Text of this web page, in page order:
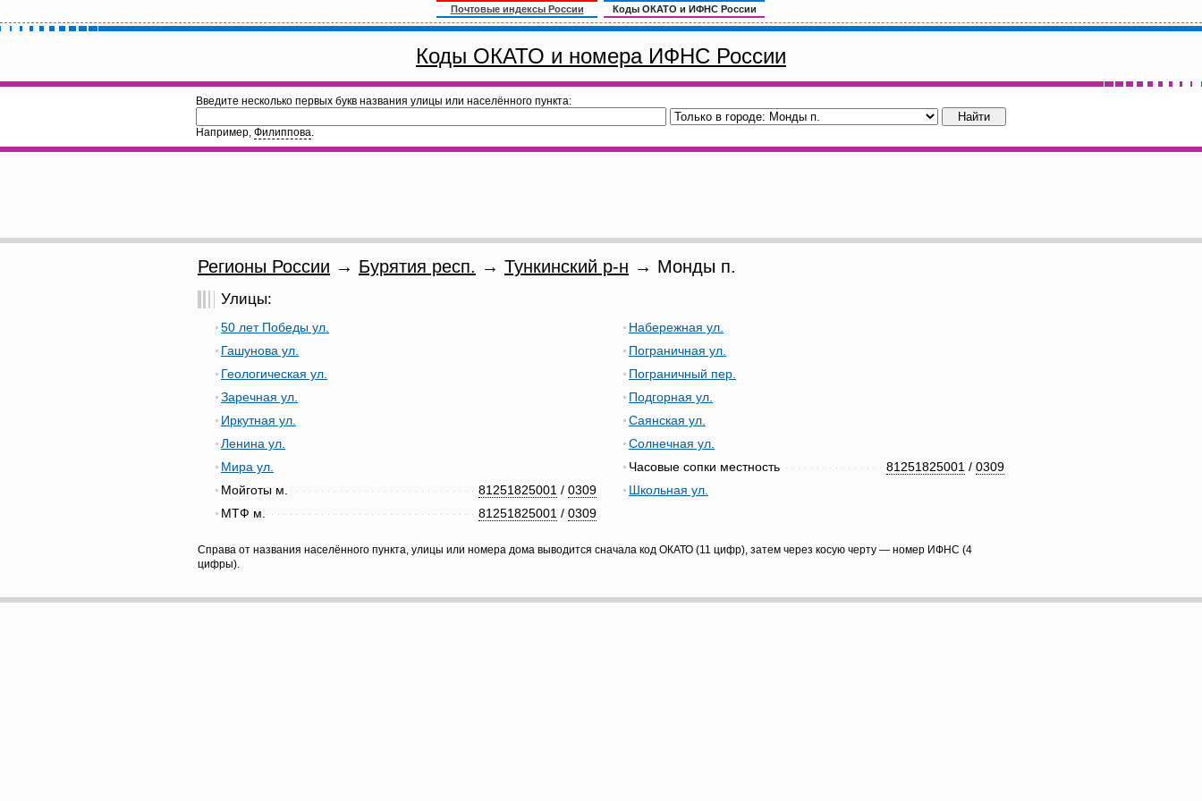
Почтовые индексы России Коды ОКАТО и ИФНС России
Коды ОКАТО и номера ИФНС России
Введите несколько первых букв названия улицы или населённого пункта:
Например, Филиппова.
Регионы России → Бурятия респ. → Тункинский р-н → Монды п.
Улицы:
50 лет Победы ул.
Гашунова ул.
Геологическая ул.
Заречная ул.
Иркутная ул.
Ленина ул.
Мира ул.
81251825001 / 0309
Мойготы м.
81251825001 / 0309
МТФ м.
Набережная ул.
Пограничная ул.
Пограничный пер.
Подгорная ул.
Саянская ул.
Солнечная ул.
81251825001 / 0309
Часовые сопки местность
Школьная ул.
Справа от названия населённого пункта, улицы или номера дома выводится сначала код ОКАТО (11 цифр), затем через косую черту — номер ИФНС (4
цифры).